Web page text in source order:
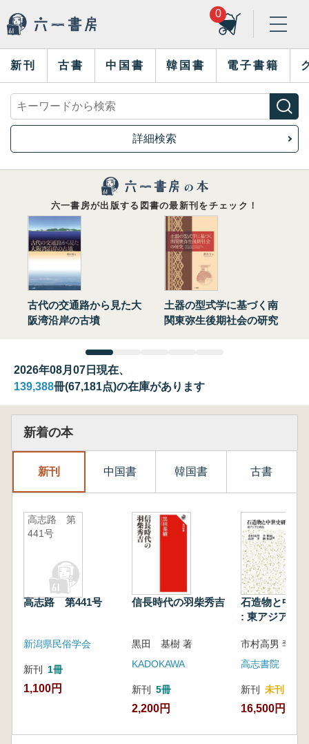
0
新刊 古書 中国書 韓国書 電子書籍
詳細検索
六一書房が出版する図書の最新刊をチェック！
古代の交通路から見た大
阪湾沿岸の古墳
土器の型式学に基づく南
関東弥生後期社会の研究
2026年08月07日現在、
139,388冊(67,181点)の在庫があります
新着の本
新刊 中国書 韓国書 古書
高志路 第
441号
高志路 第441号
新潟県民俗学会
新刊 1冊
1,100円
信長時代の羽柴秀吉
黒田 基樹 著
KADOKAWA
新刊 5冊
2,200円
石造物と中世
: 東アジアと
高志書院
新刊 未刊
16,500円